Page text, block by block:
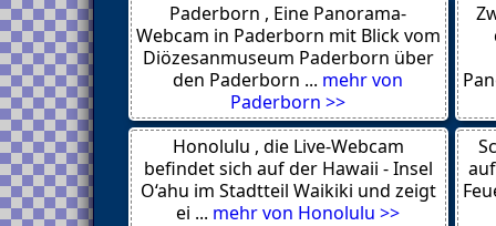
Whistler
Coquihalla
Kelowna
Lake Country
Edmonton
Calgary
Lake Louise
Victoria Glacier
Banff
Truro
Montreal
Paderborn , Eine Panorama-
Webcam in Paderborn mit Blick vom
Diözesanmuseum Paderborn über
den Paderborn ... mehr von
Paderborn >>
Honolulu , die Live-Webcam
befindet sich auf der Hawaii - Insel
O‘ahu im Stadtteil Waikiki und zeigt
ei ... mehr von Honolulu >>